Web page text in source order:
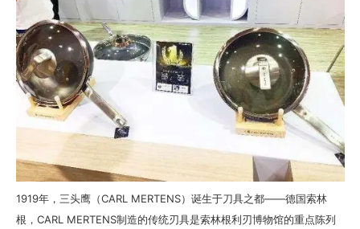
1919年，三头鹰（CARL MERTENS）诞生于刀具之都——德国索林
根，CARL MERTENS制造的传统刃具是索林根利刃博物馆的重点陈列